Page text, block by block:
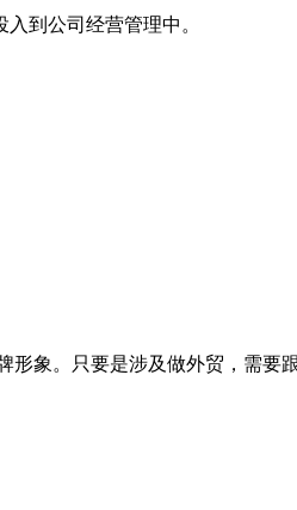
到公司经营管理中。
象。只要是涉及做外贸，需要